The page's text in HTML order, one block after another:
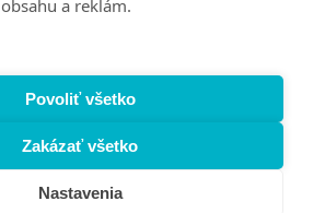
a reklám.
Povoliť všetko
Zakázať všetko
Nastavenia
Cookies settings
Používanie súborov cookie
so spracovaním osobných údajov
Politika kvality